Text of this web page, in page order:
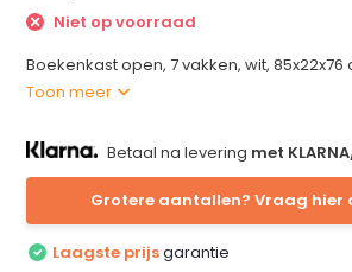
Niet op voorraad
Boekenkast open, 7 vakken, wit,
Toon meer
Betaal na levering met
Grotere aantallen? Vraag hier
Laagste prijsgarantie